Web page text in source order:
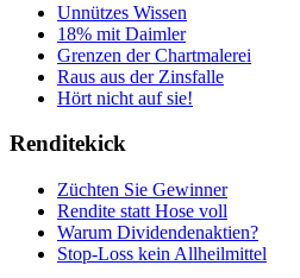
Unnützes Wissen
18% mit Daimler
Grenzen der Chartmalerei
Raus aus der Zinsfalle
Hört nicht auf sie!
Renditekick
Züchten Sie Gewinner
Rendite statt Hose voll
Warum Dividendenaktien?
Stop-Loss kein Allheilmittel